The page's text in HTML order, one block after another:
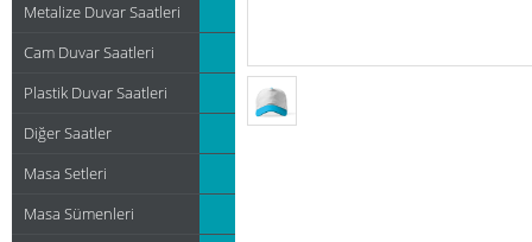
Metalize Duvar Saatleri
Cam Duvar Saatleri
Plastik Duvar Saatleri
Diğer Saatler
Masa Setleri
Masa Sümenleri